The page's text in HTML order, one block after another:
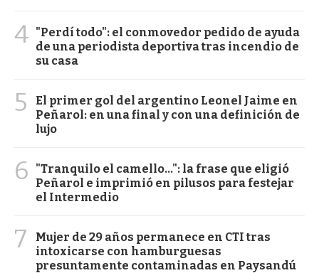
4 "Perdí todo": el conmovedor pedido de ayuda
de una periodista deportiva tras incendio de
su casa
5
El primer gol del argentino Leonel Jaime en
Peñarol: en una final y con una definición de
lujo
6
"Tranquilo el camello...": la frase que eligió
Peñarol e imprimió en pilusos para festejar
el Intermedio
7
Mujer de 29 años permanece en CTI tras
intoxicarse con hamburguesas
presuntamente contaminadas en Paysandú